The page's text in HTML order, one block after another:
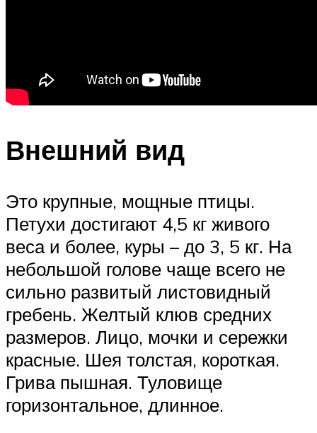
Внешний вид
Это крупные, мощные птицы.
Петухи достигают 4,5 кг живого
веса и более, куры – до 3, 5 кг. На
небольшой голове чаще всего не
сильно развитый листовидный
гребень. Желтый клюв средних
размеров. Лицо, мочки и сережки
красные. Шея толстая, короткая.
Грива пышная. Туловище
горизонтальное, длинное.